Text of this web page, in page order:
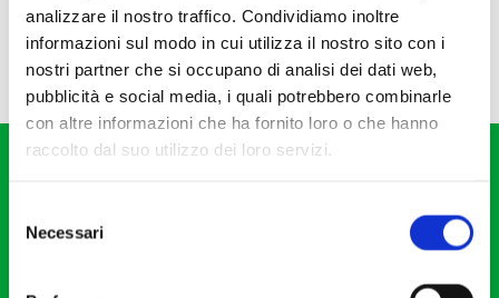
analizzare il nostro traffico. Condividiamo inoltre
informazioni sul modo in cui utilizza il nostro sito con i
nostri partner che si occupano di analisi dei dati web,
pubblicità e social media, i quali potrebbero combinarle
con altre informazioni che ha fornito loro o che hanno
raccolto dal suo utilizzo dei loro servizi.
delNecessari